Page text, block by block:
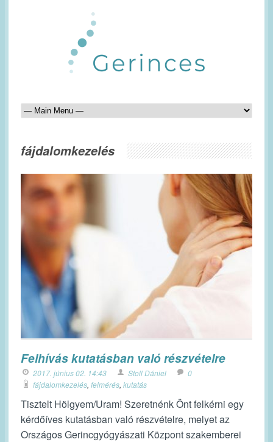
fájdalomkezelés
Felhívás kutatásban való részvételre
2017. június 02. 14:43 Stoll Dániel
0
fájdalomkezelés, felmérés, kutatás
Tisztelt Hölgyem/Uram! Szeretnénk Önt felkérni egy
kérdőíves kutatásban való részvételre, melyet az
Országos Gerincgyógyászati Központ szakemberei